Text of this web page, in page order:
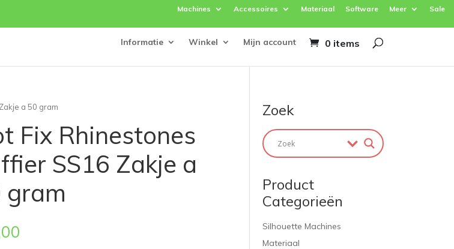
Machines Accessoires Materiaal Software Meer Sale
Informatie Winkel Mijn account 0 items
a 50 gram
Fix Rhinestones
SS16 Zakje a
gram
Zoek
Product
Categorieën
Silhouette Machines
Materiaal